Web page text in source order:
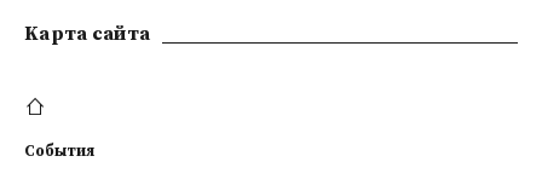
Kарта сайта
События